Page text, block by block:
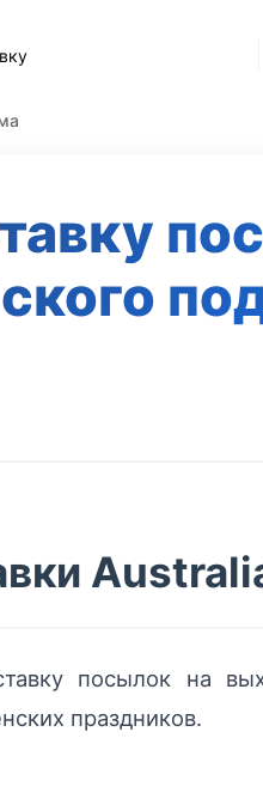
посылок на
праздников.